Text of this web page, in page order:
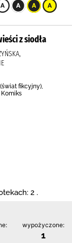
z siodła
fikcyjny),
2 .
wypożyczone:
1